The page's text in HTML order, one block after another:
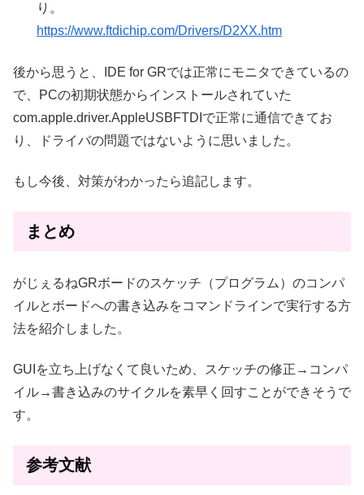
り。
https://www.ftdichip.com/Drivers/D2XX.htm
後から思うと、IDE for GRでは正常にモニタできているの
で、PCの初期状態からインストールされていた
com.apple.driver.AppleUSBFTDIで正常に通信できてお
り、ドライバの問題ではないように思いました。
もし今後、対策がわかったら追記します。
まとめ
がじぇるねGRボードのスケッチ（プログラム）のコンパ
イルとボードへの書き込みをコマンドラインで実行する方
法を紹介しました。
GUIを立ち上げなくて良いため、スケッチの修正→コンパ
イル→書き込みのサイクルを素早く回すことができそうで
す。
参考文献